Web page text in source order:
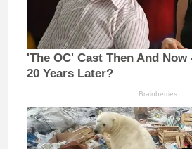
'The OC' Cast Then And Now
20 Years Later?
Brainberries